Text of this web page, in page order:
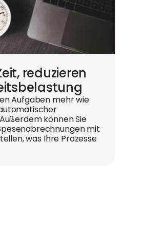
reduzieren
Aufgaben mehr wie
können Sie
mit
was Ihre Prozesse